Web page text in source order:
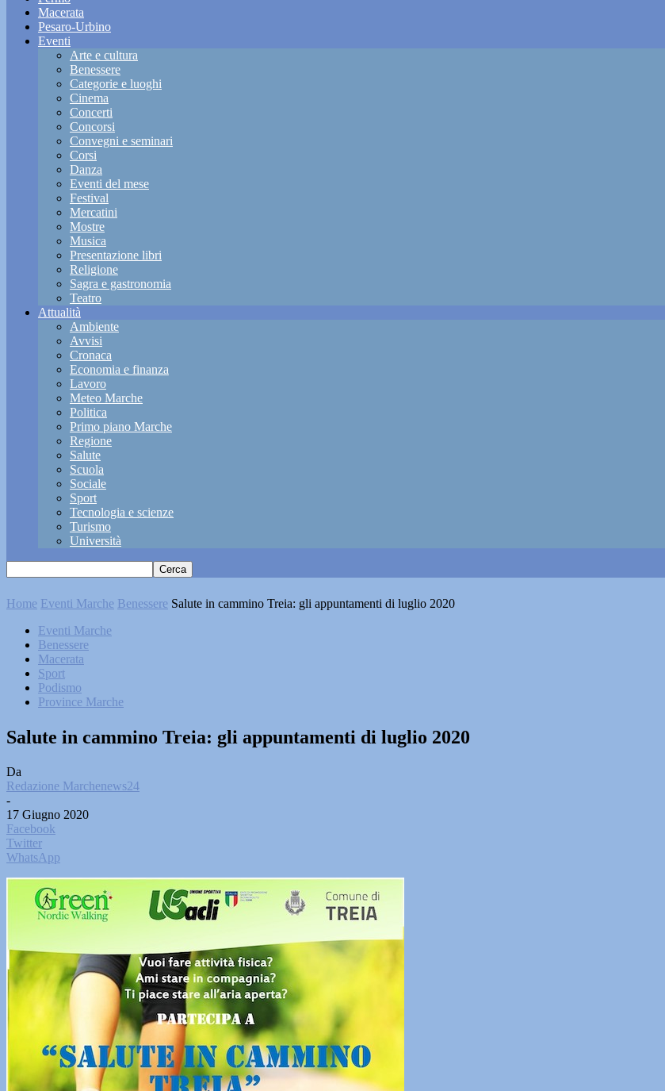
Macerata
Pesaro-Urbino
Eventi
Arte e cultura
Benessere
Categorie e luoghi
Cinema
Concerti
Concorsi
Convegni e seminari
Corsi
Danza
Eventi del mese
Festival
Mercatini
Mostre
Musica
Presentazione libri
Religione
Sagra e gastronomia
Teatro
Attualità
Ambiente
Avvisi
Cronaca
Economia e finanza
Lavoro
Meteo Marche
Politica
Primo piano Marche
Regione
Salute
Scuola
Sociale
Sport
Tecnologia e scienze
Turismo
Università
Home Eventi Marche Benessere Salute in cammino Treia: gli appuntamenti di luglio 2020
Eventi Marche
Benessere
Macerata
Sport
Podismo
Province Marche
Salute in cammino Treia: gli appuntamenti di luglio 2020
Da
Redazione Marchenews24
-
17 Giugno 2020
Facebook
Twitter
WhatsApp